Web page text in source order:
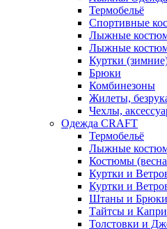
Термобельё
Спортивные
Лыжные
Лыжные
Куртки
Брюки
Комбинезоны
Жилеты,
Чехлы,
Одежда CRAFT
Термобельё
Лыжные
Костюмы
Куртки и
Куртки и
Штаны и Брюки
Тайтсы и Капри
Толстовки и